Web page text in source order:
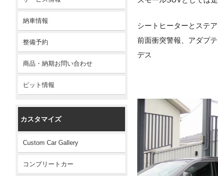
納車情報
整備予約
商品・納期お問い合わせ
ピット情報
カスタマイズ
Custom Car Gallery
コンプリートカー
シートヒーターとステ
前面衝突警報、アダプ
デス